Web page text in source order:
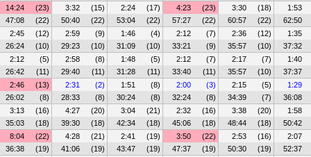
14:24 (23) 3:32 (15) 2:24 (17) 4:23 (23) 3:30 (18)
1:53
47:08 (22) 50:40 (22) 53:04 (22) 57:27 (22) 60:57 (22)
62:50
2:45 (12) 2:59 (9) 1:46 (4) 2:12 (7) 2:36 (12)
1:35
26:24 (10) 29:23 (10) 31:09 (10) 33:21 (9) 35:57 (10)
37:32
2:12 (5) 2:58 (8) 1:48 (5) 2:12 (7) 2:17 (7)
1:40
26:42 (11) 29:40 (11) 31:28 (11) 33:40 (11) 35:57 (10)
37:37
2:46 (13) 2:31 (2) 1:51 (8) 2:00 (3) 2:15 (5)
1:29
26:02 (8) 28:33 (8) 30:24 (8) 32:24 (8) 34:39 (7)
36:08
3:13 (16) 4:27 (20) 3:04 (21) 2:32 (16) 3:38 (20)
1:58
35:03 (18) 39:30 (18) 42:34 (18) 45:06 (18) 48:44 (18)
50:42
8:04 (22) 4:28 (21) 2:41 (19) 3:50 (22) 2:53 (16)
2:07
36:38 (19) 41:06 (19) 43:47 (19) 47:37 (19) 50:30 (19)
52:37